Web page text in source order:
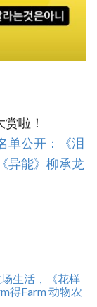
啦！
单公开：《泪
异能》柳承龙
生活，《花样
得Farm 动物农